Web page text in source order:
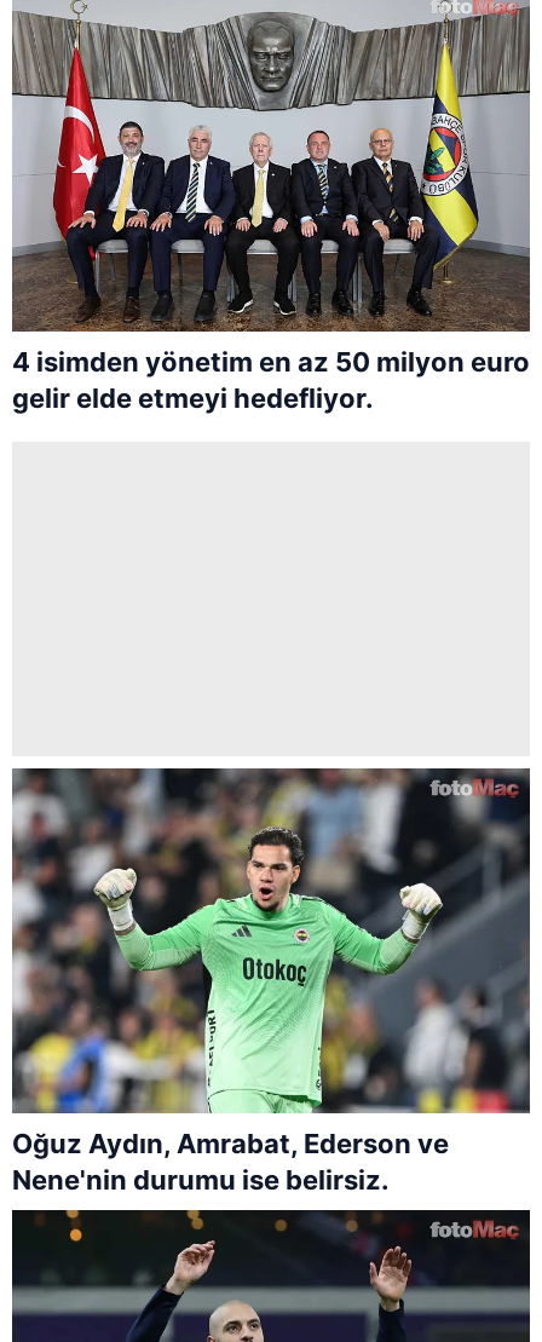
4 isimden yönetim en az 50 milyon euro
gelir elde etmeyi hedefliyor.
Oğuz Aydın, Amrabat, Ederson ve
Nene'nin durumu ise belirsiz.